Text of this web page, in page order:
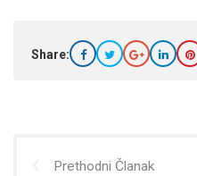
Share:
Prethodni Članak